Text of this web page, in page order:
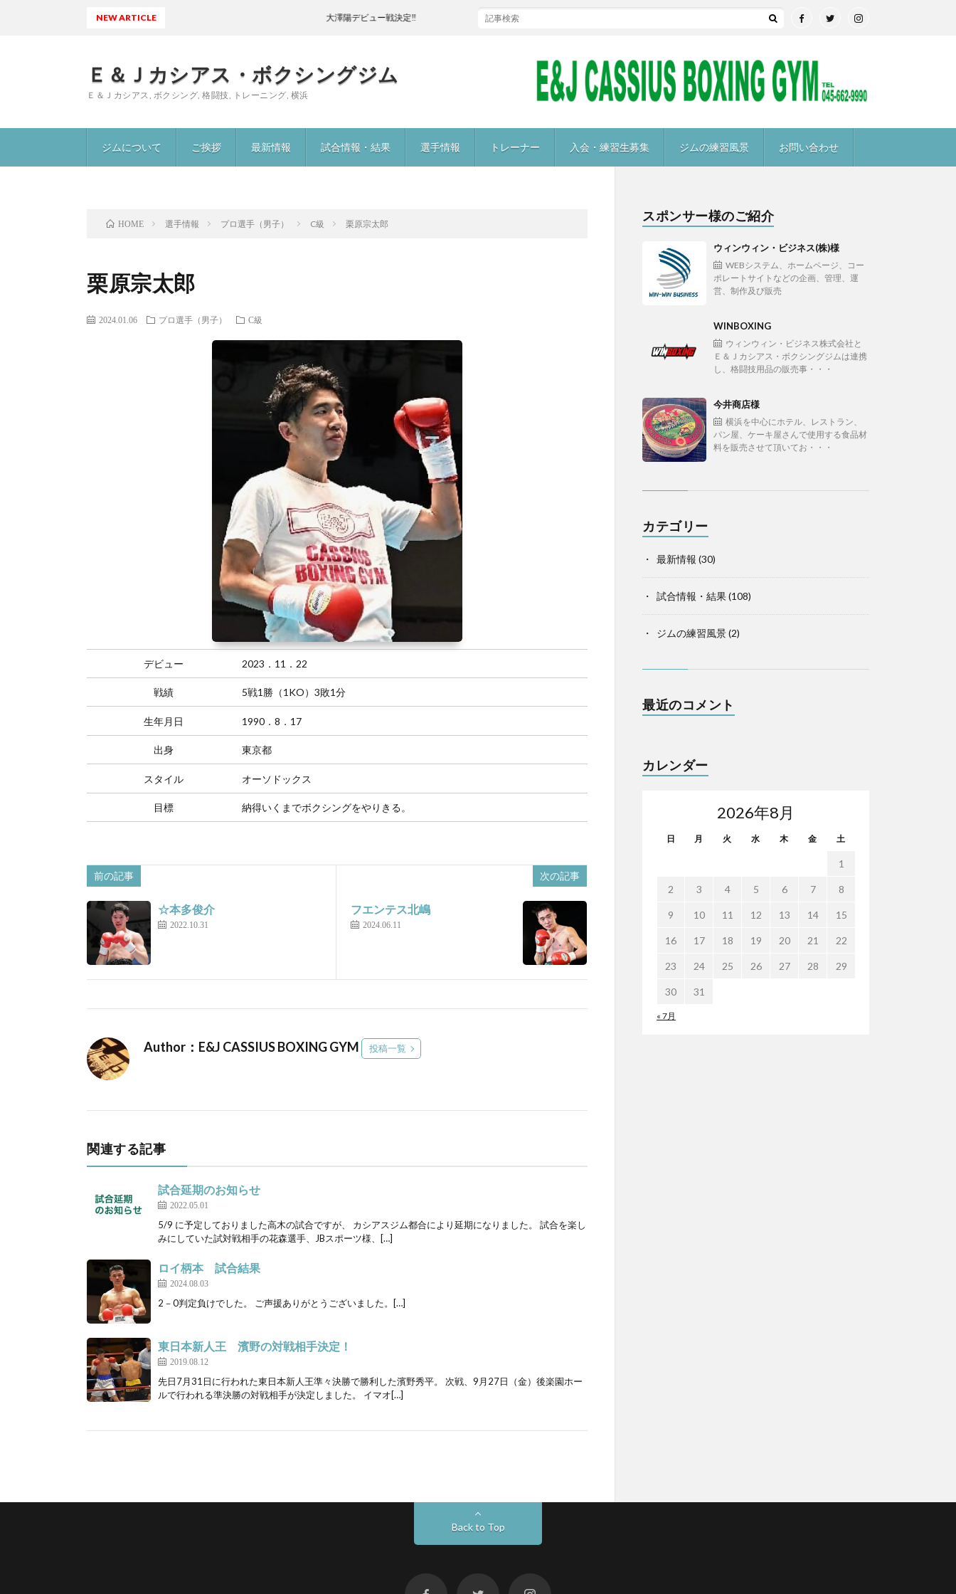
Ｅ＆Ｊカシアス・ボクシングジム
Ｅ＆Ｊカシアス, ボクシング, 格闘技, トレーニング, 横浜
ジムについて ご挨拶 最新情報 試合情報・結果 選手情報 トレーナー 入会・練習生募集 ジムの練習風景 お問い合わせ
NEW ARTICLE 大澤陽デビュー戦決定‼
HOME 選手情報 プロ選手（男子） C級 栗原宗太郎
栗原宗太郎
2024.01.06 プロ選手（男子） C級
デビュー 2023．11．22
戦績 5戦1勝（1KO）3敗1分
生年月日 1990．8．17
出身 東京都
スタイル オーソドックス
目標 納得いくまでボクシングをやりきる。
前の記事
☆本多俊介
2022.10.31
次の記事
フエンテス北嶋
2024.06.11
Author：E&J CASSIUS BOXING GYM 投稿一覧
関連する記事
試合延期のお知らせ
2022.05.01
5/9 に予定しておりました高木の試合ですが、 カシアスジム都合により延期になりました。 試合を楽し
みにしていた試対戦相手の花森選手、JBスポーツ様、[…]
ロイ柄本 試合結果
2024.08.03
2－0判定負けでした。 ご声援ありがとうございました。[…]
東日本新人王 濱野の対戦相手決定！
2019.08.12
先日7月31日に行われた東日本新人王準々決勝で勝利した濱野秀平。 次戦、9月27日（金）後楽園ホー
ルで行われる準決勝の対戦相手が決定しました。 イマオ[…]
スポンサー様のご紹介
ウィンウィン・ビジネス(株)様
WEBシステム、ホームページ、コー
ポレートサイトなどの企画、管理、運
営、制作及び販売
WINBOXING
ウィンウィン・ビジネス株式会社と
Ｅ＆Ｊカシアス・ボクシングジムは連携
し、格闘技用品の販売事・・・
今井商店様
横浜を中心にホテル、レストラン、
パン屋、ケーキ屋さんで使用する食品材
料を販売させて頂いてお・・・
カテゴリー
最新情報 (30)
試合情報・結果(108)
ジムの練習風景(2)
最近のコメント
カレンダー
2026年8月
日 月 火 水 木 金 土
« 7月
1
2 3 4 5 6 7 8
9 10 11 12 13 14 15
16 17 18 19 20 21 22
23 24 25 26 27 28 29
30 31
Back to Top